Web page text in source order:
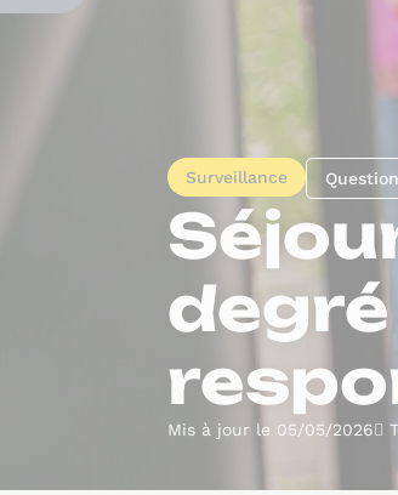
Surveillance
Mis à jour le 05/05/2026